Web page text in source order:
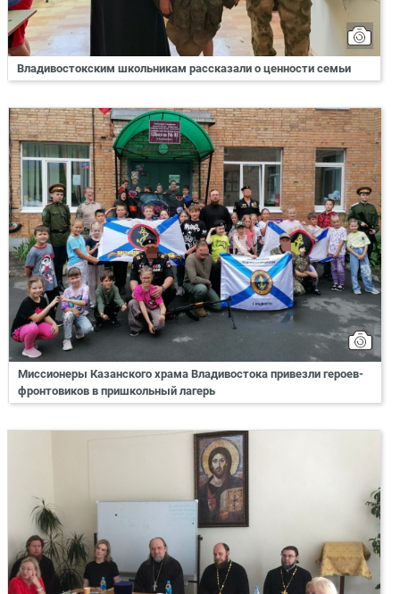
Владивостокским школьникам рассказали о ценности семьи
Миссионеры Казанского храма Владивостока привезли героев-
фронтовиков в пришкольный лагерь